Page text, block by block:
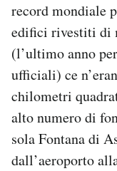
Area Personale
Newsletter
Notifiche mobile
Regala il Post
Hai bisogno di
Esci
record mondiale
edifici rivestiti di
(l’ultimo anno
ufficiali) ce
chilometri
alto numero di
sola Fontana di
dall’aeroporto